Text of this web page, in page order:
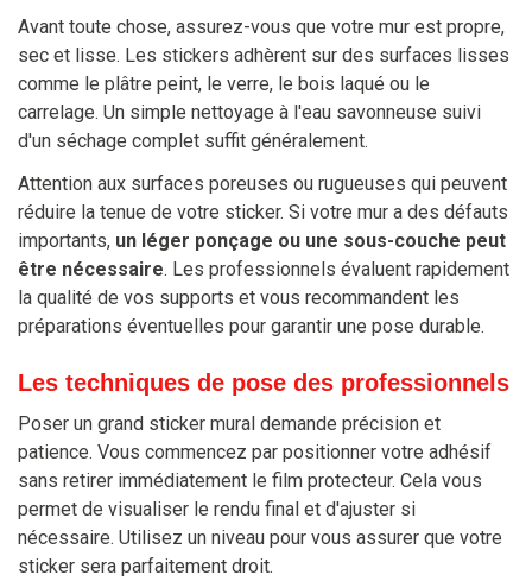
Avant toute chose, assurez-vous que votre mur est propre,
sec et lisse. Les stickers adhèrent sur des surfaces lisses
comme le plâtre peint, le verre, le bois laqué ou le
carrelage. Un simple nettoyage à l'eau savonneuse suivi
d'un séchage complet suffit généralement.
Attention aux surfaces poreuses ou rugueuses qui peuvent
réduire la tenue de votre sticker. Si votre mur a des défauts
importants, un léger ponçage ou une sous-couche peut
être nécessaire. Les professionnels évaluent rapidement
la qualité de vos supports et vous recommandent les
préparations éventuelles pour garantir une pose durable.
Les techniques de pose des professionnels
Poser un grand sticker mural demande précision et
patience. Vous commencez par positionner votre adhésif
sans retirer immédiatement le film protecteur. Cela vous
permet de visualiser le rendu final et d'ajuster si
nécessaire. Utilisez un niveau pour vous assurer que votre
sticker sera parfaitement droit.